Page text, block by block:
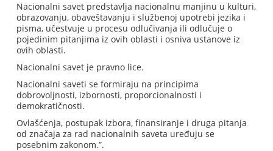
Nacionalni savet predstavlja nacionalnu manjinu u kulturi,
obrazovanju, obaveštavanju i službenoj upotrebi jezika i
pisma, učestvuje u procesu odlučivanja ili odlučuje o
pojedinim pitanjima iz ovih oblasti i osniva ustanove iz
ovih oblasti.
Nacionalni savet je pravno lice.
Nacionalni saveti se formiraju na principima
dobrovoljnosti, izbornosti, proporcionalnosti i
demokratičnosti.
Ovlašćenja, postupak izbora, finansiranje i druga pitanja
od značaja za rad nacionalnih saveta uređuju se
posebnim zakonom.”.